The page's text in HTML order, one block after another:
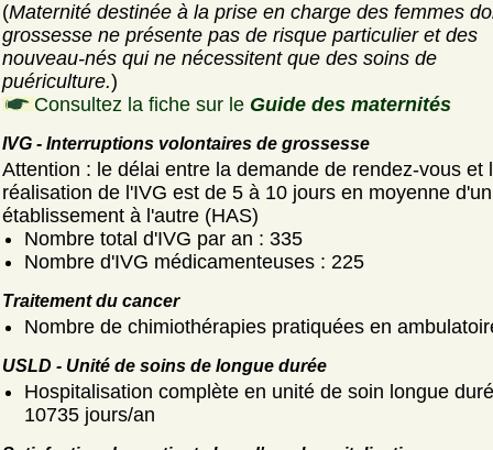
(Maternité destinée à la prise en charge des femmes
grossesse ne présente pas de risque particulier et des
nouveau-nés qui ne nécessitent que des soins de
puériculture.)
Consultez la fiche sur le Guide des maternités
IVG - Interruptions volontaires de grossesse
Attention : le délai entre la demande de rendez-vous et
réalisation de l'IVG est de 5 à 10 jours en moyenne d'un
établissement à l'autre (HAS)
Nombre total d'IVG par an : 335
Nombre d'IVG médicamenteuses : 225
Traitement du cancer
Nombre de chimiothérapies pratiquées en
USLD - Unité de soins de longue durée
Hospitalisation complète en unité de soin longue
10735 jours/an